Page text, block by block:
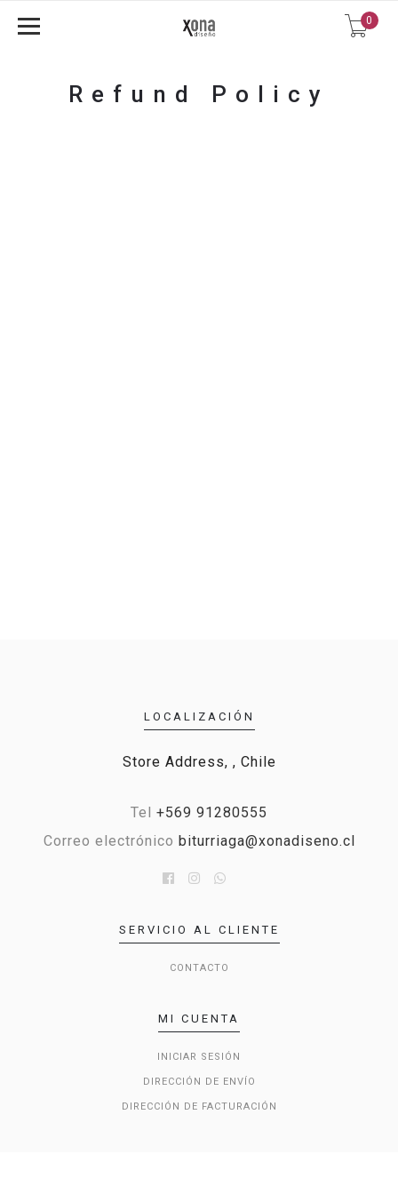
0
Refund Policy
LOCALIZACIÓN
Store Address, , Chile
Tel +569 91280555
Correo electrónico biturriaga@xonadiseno.cl
SERVICIO AL CLIENTE
CONTACTO
MI CUENTA
INICIAR SESIÓN
DIRECCIÓN DE ENVÍO
DIRECCIÓN DE FACTURACIÓN